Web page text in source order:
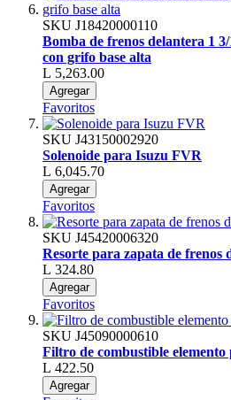
SKU J18420000110
Bomba de frenos delantera 1
con grifo base alta
L 5,263.00
Agregar
Favoritos
SKU J43150002920
Solenoide para Isuzu FVR
L 6,045.70
Agregar
Favoritos
SKU J45420006320
Resorte para zapata de
L 324.80
Agregar
Favoritos
SKU J45090000610
Filtro de combustible
L 422.50
Agregar